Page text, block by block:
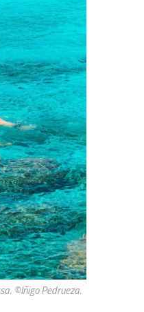
©Iñigo Pedrueza.